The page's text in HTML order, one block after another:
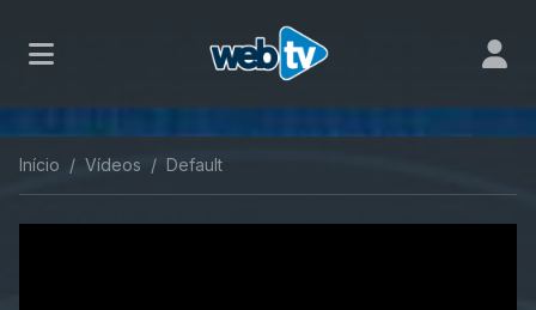
Início Vídeos Default